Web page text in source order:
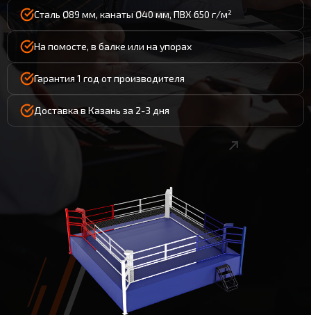
Сталь Ø89 мм, канаты Ø40 мм, ПВХ 650 г/м²
На помосте, в балке или на упорах
Гарантия 1 год от производителя
Доставка в Казань за 2-3 дня